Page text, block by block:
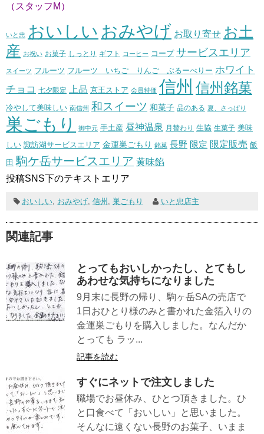
（スタッフM）
いと忠 おいしい おみやげ お取り寄せ お土
産 お祝い お菓子 しっとり ギフト コーヒー コープ サービスエリア
スイーツ フルーツ フルーツ いちご りんご ぶるーべりー ホワイト
チョコ 七夕限定 上品 京王ストア 会員特価 信州 信州銘菓
冷やして美味しい 南信州 和スイーツ 和菓子 品のある 夏、さっぱり
巣ごもり 御中元 手土産 昼神温泉 月替わり 生協 生菓子 美味
しい 諏訪湖サービスエリア 金運巣ごもり 銘菓 長野 限定 限定販売 飯
田 駒ケ岳サービスエリア 黄味餡
投稿SNS下のテキストエリア
おいしい, おみやげ, 信州 巣ごもり いと忠店主
関連記事
とってもおいしかったし、とてもし
あわせな気持ちになりました
9月末に長野の帰り、駒ヶ岳SAの売店で
1日おひとり様のみと書かれた金箔入りの
金運巣ごもりを購入しました。なんだか
とっても ラッ...
記事を読む
すぐにネットで注文しました
職場でお昼休み、ひとつ頂きました。ひ
と口食べて「おいしい」と思いました。
そんなに遠くない長野のお菓子、いまま